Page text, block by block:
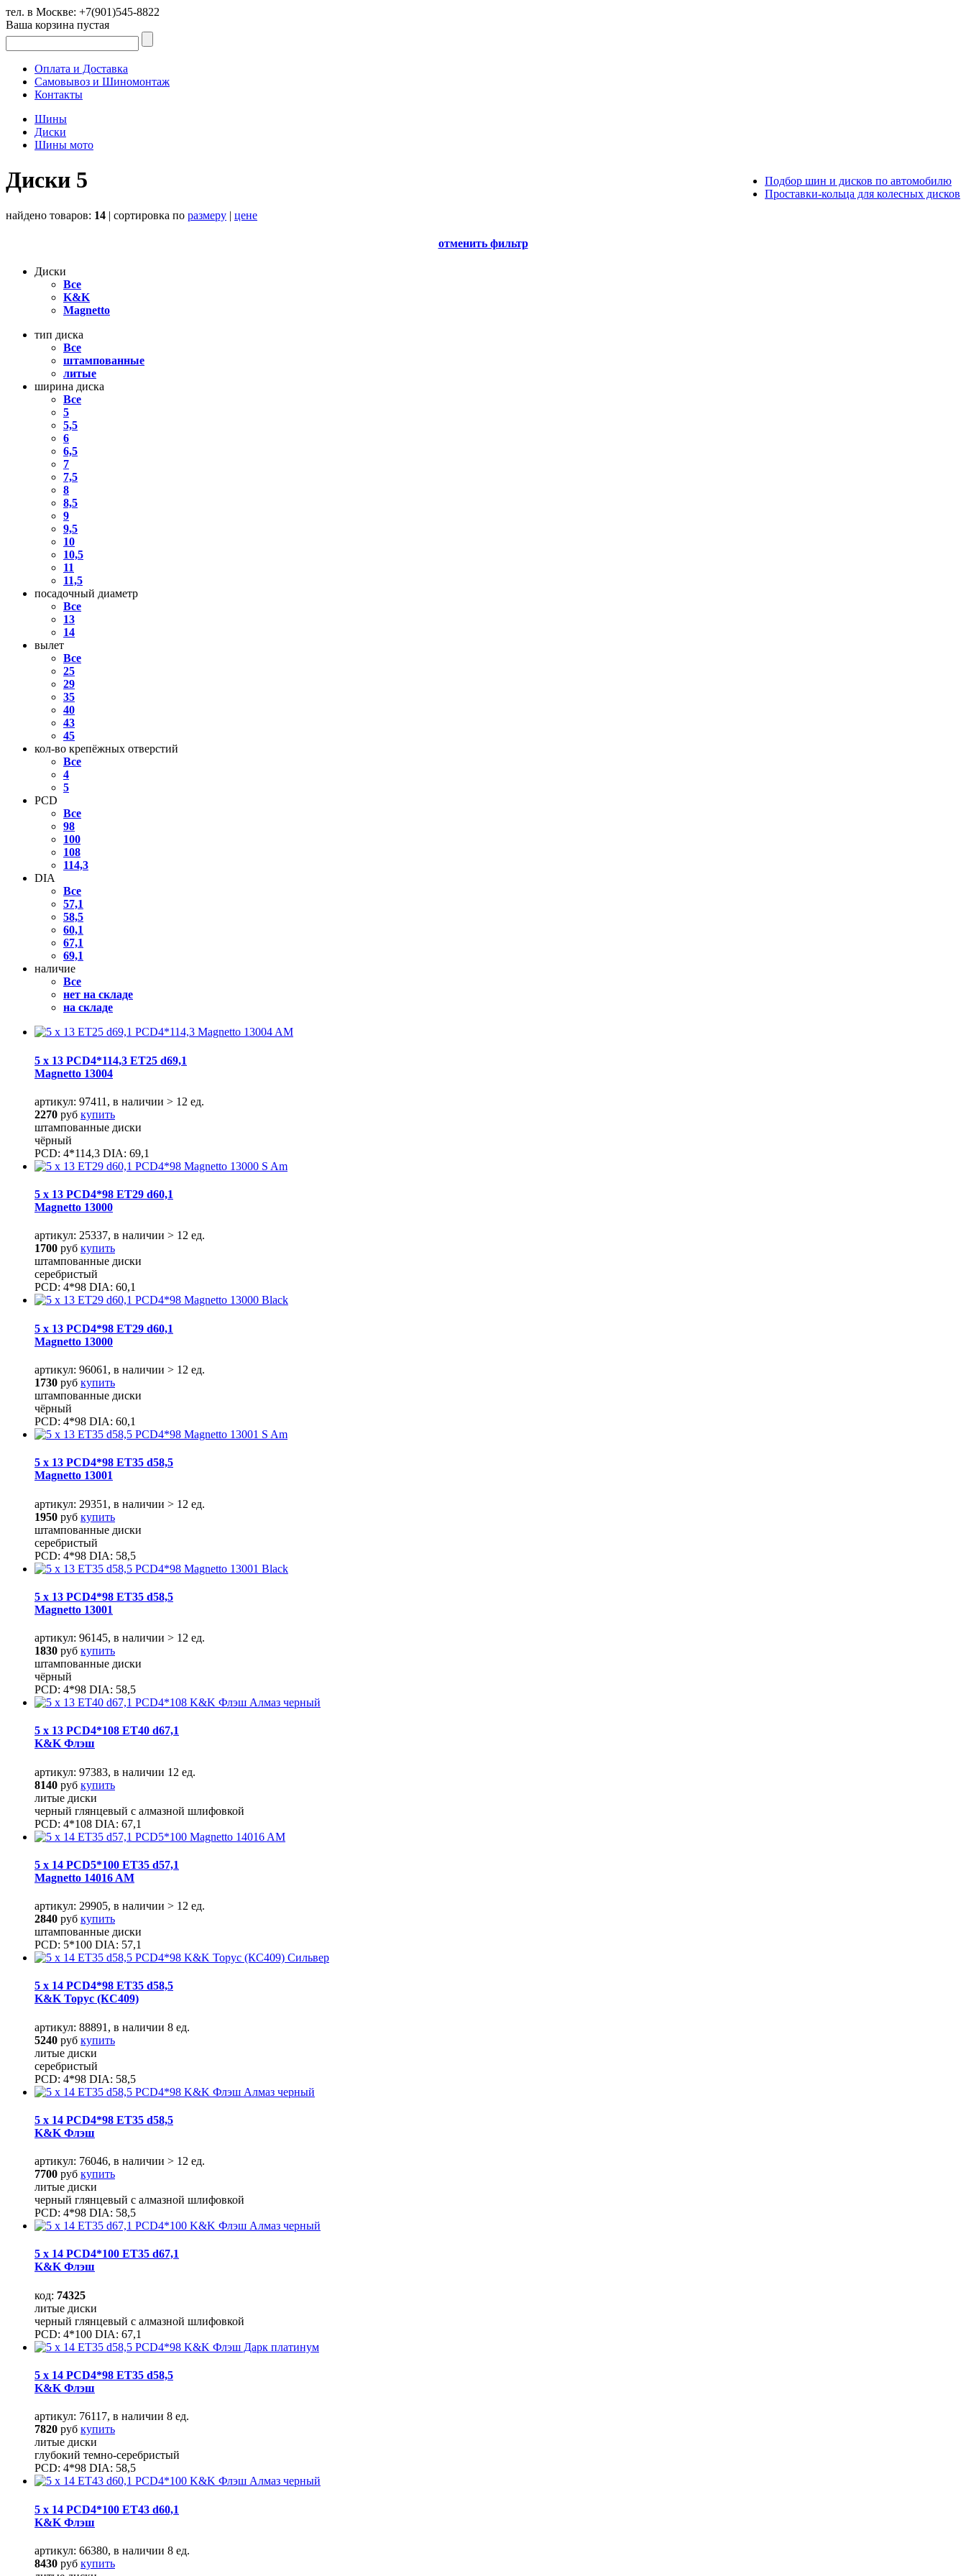
тел. в Москве: +7(901)545-8822
Ваша корзина пустая
Оплата и Доставка
Самовывоз и Шиномонтаж
Контакты
Шины
Диски
Шины мото
Подбор шин и дисков по автомобилю
Проставки-кольца для колесных дисков
Диски 5
найдено товаров: 14 | cортировка по размеру | цене
отменить фильтр
Диски
Все
K&K
Magnetto
тип диска
Все
штампованные
литые
ширина диска
Все
5
5,5
6
6,5
7
7,5
8
8,5
9
9,5
10
10,5
11
11,5
посадочный диаметр
Все
13
14
вылет
Все
25
29
35
40
43
45
кол-во крепёжных отверстий
Все
4
5
PCD
Все
98
100
108
114,3
DIA
Все
57,1
58,5
60,1
67,1
69,1
наличие
Все
нет на складе
на складе
5 x 13 PCD4*114,3 ET25 d69,1
Magnetto 13004
артикул: 97411, в наличии > 12 ед.
2270 руб купить
штампованные диски
чёрный
PCD: 4*114,3 DIA: 69,1
5 x 13 PCD4*98 ET29 d60,1
Magnetto 13000
артикул: 25337, в наличии > 12 ед.
1700 руб купить
штампованные диски
серебристый
PCD: 4*98 DIA: 60,1
5 x 13 PCD4*98 ET29 d60,1
Magnetto 13000
артикул: 96061, в наличии > 12 ед.
1730 руб купить
штампованные диски
чёрный
PCD: 4*98 DIA: 60,1
5 x 13 PCD4*98 ET35 d58,5
Magnetto 13001
артикул: 29351, в наличии > 12 ед.
1950 руб купить
штампованные диски
серебристый
PCD: 4*98 DIA: 58,5
5 x 13 PCD4*98 ET35 d58,5
Magnetto 13001
артикул: 96145, в наличии > 12 ед.
1830 руб купить
штампованные диски
чёрный
PCD: 4*98 DIA: 58,5
5 x 13 PCD4*108 ET40 d67,1
K&K Флэш
артикул: 97383, в наличии 12 ед.
8140 руб купить
литые диски
черный глянцевый с алмазной шлифовкой
PCD: 4*108 DIA: 67,1
5 x 14 PCD5*100 ET35 d57,1
Magnetto 14016 AM
артикул: 29905, в наличии > 12 ед.
2840 руб купить
штампованные диски
PCD: 5*100 DIA: 57,1
5 x 14 PCD4*98 ET35 d58,5
K&K Торус (КС409)
артикул: 88891, в наличии 8 ед.
5240 руб купить
литые диски
серебристый
PCD: 4*98 DIA: 58,5
5 x 14 PCD4*98 ET35 d58,5
K&K Флэш
артикул: 76046, в наличии > 12 ед.
7700 руб купить
литые диски
черный глянцевый с алмазной шлифовкой
PCD: 4*98 DIA: 58,5
5 x 14 PCD4*100 ET35 d67,1
K&K Флэш
код: 74325
литые диски
черный глянцевый с алмазной шлифовкой
PCD: 4*100 DIA: 67,1
5 x 14 PCD4*98 ET35 d58,5
K&K Флэш
артикул: 76117, в наличии 8 ед.
7820 руб купить
литые диски
глубокий темно-серебристый
PCD: 4*98 DIA: 58,5
5 x 14 PCD4*100 ET43 d60,1
K&K Флэш
артикул: 66380, в наличии 8 ед.
8430 руб купить